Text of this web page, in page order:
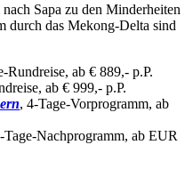
Sapa zu den Minderheiten
durch das Mekong-Delta sind
Rundreise, ab € 889,- p.P.
ab € 999,- p.P.
, 4-Tage-Vorprogramm, ab
Tage-Nachprogramm, ab EUR